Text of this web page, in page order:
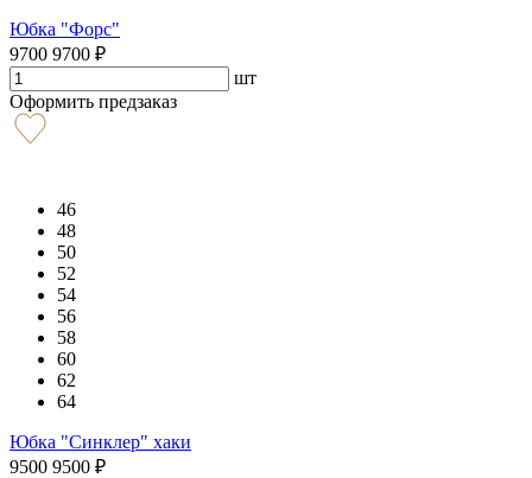
Юбка "Форс"
9700 9700 ₽
шт
Оформить предзаказ
46
48
50
52
54
56
58
60
62
64
Юбка "Синклер" хаки
9500 9500 ₽